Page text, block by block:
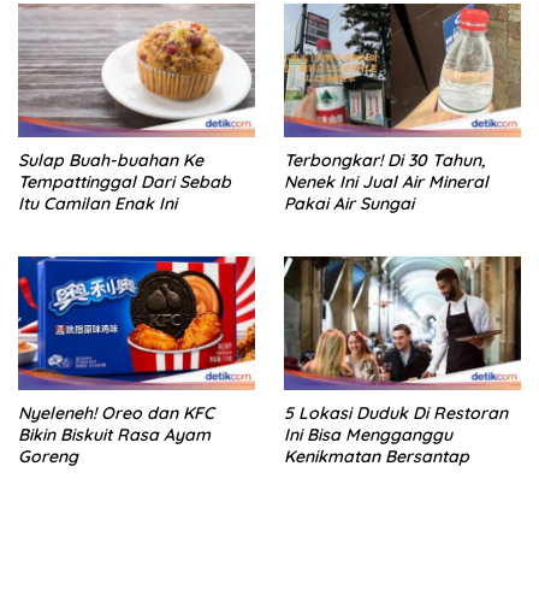
Sulap Buah-buahan Ke
Tempattinggal Dari Sebab
Itu Camilan Enak Ini
Terbongkar! Di 30 Tahun,
Nenek Ini Jual Air Mineral
Pakai Air Sungai
Nyeleneh! Oreo dan KFC
Bikin Biskuit Rasa Ayam
Goreng
5 Lokasi Duduk Di Restoran
Ini Bisa Mengganggu
Kenikmatan Bersantap